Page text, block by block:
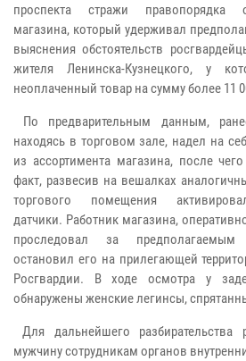
проспекта стражи правопорядка
магазина, который удерживал
выяснения обстоятельств
жителя Ленинска-Кузнецкого, у
неоплаченный товар на сумму более 11
По предварительным данным,
находясь в торговом зале, надел на
из ассортимента магазина, после
факт, развесив на вешалках
торгового помещения
датчики. Работник магазина,
проследовал за предполагаемым
остановил его на прилегающей
Росгвардии. В ходе осмотра у
обнаружены женские легинсы,
Для дальнейшего разбирательства
мужчину сотрудникам органов